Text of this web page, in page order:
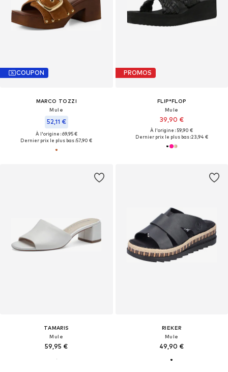
COUPON
MARCO TOZZI
Mule
52,11 €
À l'origine : 69,95 €
Dernier prix le plus bas :57,90 €
PROMOS
FLIP*FLOP
Mule
39,90 €
À l'origine : 59,90 €
Dernier prix le plus bas :23,94 €
TAMARIS
Mule
59,95 €
RIEKER
Mule
49,90 €